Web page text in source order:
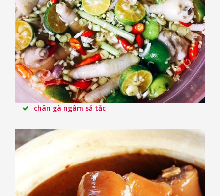
chân gà ngâm sả tắc